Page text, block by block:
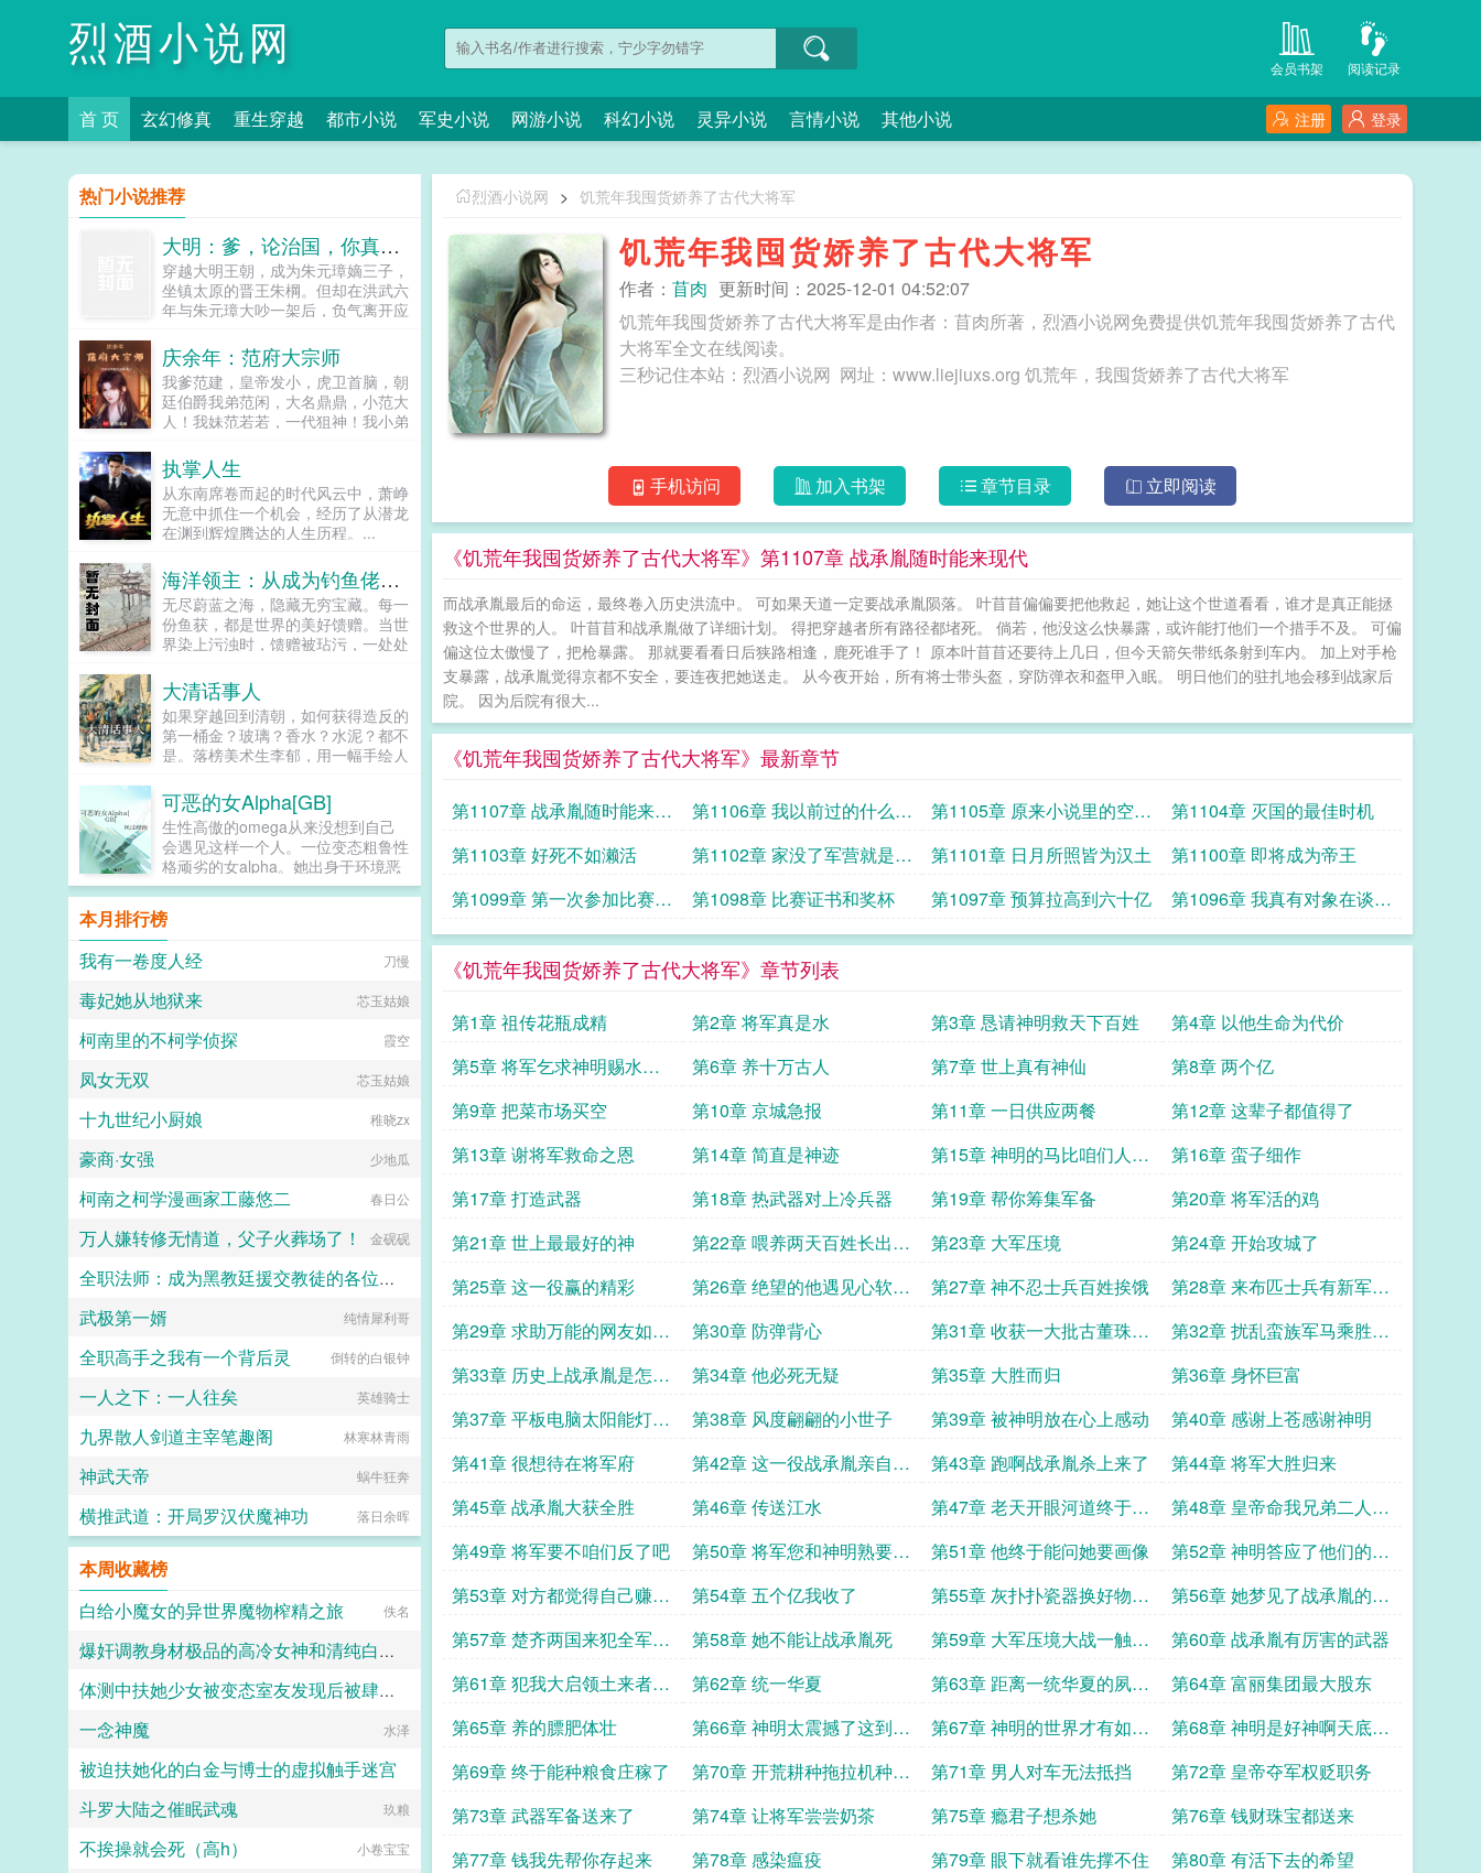
烈酒小说网 阅读记录
会员书架
首 页 玄幻修真 重生穿越 都市小说 军史小说 网游小说 科幻小说 灵异小说 言情小说 其他小说 登录
注册
烈酒小说网 > 饥荒年我囤货娇养了古代大将军
饥荒年我囤货娇养了古代大将军
作者： 苜肉 更新时间：2025-12-01 04:52:07
饥荒年我囤货娇养了古代大将军是由作者：苜肉所著，烈酒小说网免费提供饥荒年我囤货娇养了古代
大将军全文在线阅读。
三秒记住本站：烈酒小说网 网址：www.liejiuxs.org 饥荒年，我囤货娇养了古代大将军
手机访问 加入书架 章节目录 立即阅读
《饥荒年我囤货娇养了古代大将军》第1107章 战承胤随时能来现代
而战承胤最后的命运，最终卷入历史洪流中。 可如果天道一定要战承胤陨落。 叶苜苜偏偏要把他救起，她让这个世道看看，谁才是真正能拯
救这个世界的人。 叶苜苜和战承胤做了详细计划。 得把穿越者所有路径都堵死。 倘若，他没这么快暴露，或许能打他们一个措手不及。 可偏
偏这位太傲慢了，把枪暴露。 那就要看看日后狭路相逢，鹿死谁手了！ 原本叶苜苜还要待上几日，但今天箭矢带纸条射到车内。 加上对手枪
支暴露，战承胤觉得京都不安全，要连夜把她送走。 从今夜开始，所有将士带头盔，穿防弹衣和盔甲入眠。 明日他们的驻扎地会移到战家后
院。 因为后院有很大...
《饥荒年我囤货娇养了古代大将军》最新章节
第1107章 战承胤随时能来现
代
第1106章 我以前过的什么日
子呜
第1105章 原来小说里的空间
真实存在
第1104章 灭国的最佳时机
第1103章 好死不如濑活
第1102章 家没了军营就是他
的家
第1101章 日月所照皆为汉土
第1100章 即将成为帝王
第1099章 第一次参加比赛就
夺冠
第1098章 比赛证书和奖杯 第1097章 预算拉高到六十亿
第1096章 我真有对象在谈着
呢
《饥荒年我囤货娇养了古代大将军》章节列表
第1章 祖传花瓶成精 第2章 将军真是水 第3章 恳请神明救天下百姓
第4章 以他生命为代价
第5章 将军乞求神明赐水成
功了
第6章 养十万古人 第7章 世上真有神仙
第8章 两个亿
第9章 把菜市场买空
第10章 京城急报 第11章 一日供应两餐
第12章 这辈子都值得了
第13章 谢将军救命之恩
第14章 简直是神迹
第15章 神明的马比咱们人吃
的还好
第16章 蛮子细作
第17章 打造武器
第18章 热武器对上冷兵器 第19章 帮你筹集军备
第20章 将军活的鸡
第21章 世上最最好的神
第22章 喂养两天百姓长出血
肉
第23章 大军压境
第24章 开始攻城了
第25章 这一役赢的精彩
第26章 绝望的他遇见心软的
神
第27章 神不忍士兵百姓挨饿
第28章 来布匹士兵有新军服
了
第29章 求助万能的网友如何
突围
第30章 防弹背心
第31章 收获一大批古董珠宝
玉器
第32章 扰乱蛮族军马乘胜归
来
第33章 历史上战承胤是怎么
死的
第34章 他必死无疑 第35章 大胜而归
第36章 身怀巨富
第37章 平板电脑太阳能灯风
扇
第38章 风度翩翩的小世子 第39章 被神明放在心上感动
第40章 感谢上苍感谢神明
第41章 很想待在将军府
第42章 这一役战承胤亲自上
战场
第43章 跑啊战承胤杀上来了
第44章 将军大胜归来
第45章 战承胤大获全胜
第46章 传送江水
第47章 老天开眼河道终于有
水了
第48章 皇帝命我兄弟二人暗
杀你
第49章 将军要不咱们反了吧
第50章 将军您和神明熟要不
再求一回
第51章 他终于能问她要画像
第52章 神明答应了他们的请
求
第53章 对方都觉得自己赚麻
了
第54章 五个亿我收了
第55章 灰扑扑瓷器换好物赚
麻了
第56章 她梦见了战承胤的死
亡
第57章 楚齐两国来犯全军戒
备
第58章 她不能让战承胤死
第59章 大军压境大战一触即
发
第60章 战承胤有厉害的武器
第61章 犯我大启领土来者必
诛
第62章 统一华夏
第63章 距离一统华夏的夙愿
又近一步
第64章 富丽集团最大股东
第65章 养的膘肥体壮
第66章 神明太震撼了这到底
是何神器
第67章 神明的世界才有如此
神物
第68章 神明是好神啊天底下
最好的神
第69章 终于能种粮食庄稼了
第70章 开荒耕种拖拉机种水
稻
第71章 男人对车无法抵挡
第72章 皇帝夺军权贬职务
第73章 武器军备送来了
第74章 让将军尝尝奶茶 第75章 瘾君子想杀她
第76章 钱财珠宝都送来
第77章 钱我先帮你存起来
第78章 感染瘟疫 第79章 眼下就看谁先撑不住
第80章 有活下去的希望
热门小说推荐
大明：爹，论治国，你真不行
穿越大明王朝，成为朱元璋嫡三子，
坐镇太原的晋王朱棡。但却在洪武六
年与朱元璋大吵一架后，负气离开应
起，朱棡不仅将太原治理的仅仅有
条，更是为大明戍守边塞，大败王保
保，将北元逼入绝境！可便是此时，
一道圣旨入太原，朝中以胡惟庸为首
的大臣弹劾朱棡拥兵自重，有不臣之
朱元璋老三，咱轻徭薄赋，可曾亏待
百姓？朱棡呵呵，天下穷苦唯有百
姓，若连田亩都没有，何以轻徭薄
赋，而百姓仍是水生火热！朱元璋我
明？朱棡呵呵，不改革弊端，若是一
昧杀杀杀，你哪怕是将天下官员全部
杀干净，又能如何？朱元璋我为你们
封王赐藩，就是为了让你们永享荣华
富贵，可曾对不起你们？朱棡呵呵，
物极必反，国亡族灭！逆子！朱元璋
怒喝道。呵呵，爹，论治国，你真不
行。朱棡淡然道。是夜，朱元璋留晋
王朱棡在京辅国，重议洪武诸策。...
庆余年：范府大宗师
我爹范建，皇帝发小，虎卫首脑，朝
廷伯爵我弟范闲，大名鼎鼎，小范大
人！我妹范若若，一代狙神！我小弟
老板。我，一个平平无奇的范府嫡长
子为了不给家里人拖后腿，只好当个
宗师了！没有宗师的家族，怎么能算
大庆第一家族呢？...
执掌人生
从东南席卷而起的时代风云中，萧峥
无意中抓住一个机会，经历了从潜龙
在渊到辉煌腾达的人生历程。...
海洋领主：从成为钓鱼佬开始
无尽蔚蓝之海，隐藏无穷宝藏。每一
份鱼获，都是世界的美好馈赠。当世
界染上污浊时，馈赠被玷污，一处处
灭之际，一群渔者被召唤而来。这是
渔者也是愚者的故事。浓缩版一切从
挥动鱼竿成为钓鱼佬开始。苏忘
SO？长着8只眼睛3条腿的鱼到底能
不能吃？在线等，挺急的。...
大清话事人
如果穿越回到清朝，如何获得造反的
第一桶金？玻璃？香水？水泥？都不
是。落榜美术生李郁，用一幅手绘人
杀，敢抢，敢榨，敢颠倒黑白。百姓
懦弱，能熬，能忍，能欺，能自我麻
醉。李郁只能依靠江湖人士。改造漕
帮，经营江南。待到羽翼丰满，提兵
北伐。造反，弱系统，热血...
可恶的女Alpha[GB]
生性高傲的omega从来没想到自己
会遇见这样一个人。一位变态粗鲁性
格顽劣的女alpha。她出身于环境恶
劣的荆棘星底层，却有着深不可测的
实力。她对其他人礼貌友好，唯独对
自己态度恶劣。她积极活跃，干劲十
足，极具探险精神。她言语轻浮，肆
意妄为，逗弄他的感情。她彬彬有礼
扭曲，却又因为慕强而情不自禁的被
她的名字响彻云霄。她是，随流光。
尖端的酷炫科技和花哨的灵气法术并
也是属于随流光的时代。文案文名男
成甜文的恋爱升级文，剧情和感情对
黏糊糊，中后期作者沉迷炖肉无法自
上以后超级黏人恨不得挂女主身上女
女。世界背景私设巨多，众多知识胡
的宝宝直接点叉，还请手下留情qaq
收藏～文案如下古以来，男主有女主
小白菜。他们变态又疯狂，他们扭曲
报，还致力于毁灭世界。于是感化反
小白花圣母omega。013你要感化他
男主的反派开阔胸怀，让毁灭世界的
反派知道人间有爱，这样他就不会搞
事啦！上吧！小o！被绑定的苏妙容
听完系统的一通忽悠，愣住了。可是
我是女alpha，你是不是绑错人了。
013听完苏妙容的话也愣住了，应该
都一样吧。完了，它没能量换绑。苏
妙容一脸热忱，那好！你放心吧，既
然你如此相信我，这点小事我一定搞
定！爱吗，要深刻才有，等她先撅了
反派再说。—苏妙容面容美丽心思恶
毒，几乎所有反派都知道，可是他们
却控制不住自己，心甘情愿低下头祈
求对方那微薄的爱意。哪怕少女明媚
鲜妍的面容吐露出令人难堪的话语，
践踏他们的自尊，踩碎他们的脊梁。
可爱意，依旧生生不息。面容美美心
狠狠女alphax各种阴暗大反派...
本月排行榜
我有一卷度人经
刀慢
毒妃她从地狱来 芯玉姑娘
柯南里的不柯学侦探 霞空
凤女无双 芯玉姑娘
十九世纪小厨娘 稚晓zx
豪商·女强 少地瓜
柯南之柯学漫画家工藤悠二 春日公
万人嫌转修无情道，父子火葬场了！ 金砚砚
全职法师：成为黑教廷援交教徒的各位婊子
小磊子
武极第一婿 纯情犀利哥
全职高手之我有一个背后灵 倒转的白银钟
一人之下：一人往矣 英雄骑士
九界散人剑道主宰笔趣阁 林寒林青雨
神武天帝 蜗牛狂奔
横推武道：开局罗汉伏魔神功 落日余晖
本周收藏榜
白给小魔女的异世界魔物榨精之旅
佚名
爆奸调教身材极品的高冷女神和清纯白袜甜妹留学生，射满她们的鞋柜里的高跟鞋和小皮鞋
体测中扶她少女被变态室友发现后被肆意玩弄
愿璀璨的北极光永远闪耀
一念神魔 水泽
被迫扶她化的白金与博士的虚拟触手迷宫
白虚
斗罗大陆之催眠武魂 玖粮
不挨操就会死（高h） 小卷宝宝